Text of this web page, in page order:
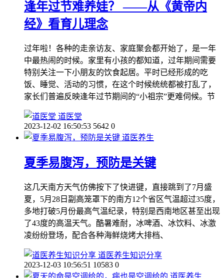
逢年过节难养娃？ ——从《黄帝内
经》看育儿理念
过年啦！各种的走亲访友、家庭聚会都开始了，是一年
中最热闹的时候。家里有小孩的都知道，过年期间需要
特别关注一下小朋友的饮食起居。平时已经形成的吃
饭、睡觉、活动的习惯，在这个时候统统都被打乱了，
家长们普遍反映逢年过节期间的“小祖宗”更难伺候。节
道医堂
2023-12-02 16:50:53 5642 0
道医养生
夏季易腹泻，预防是关键
这几天南方天气仿佛按下了快进键，直接跳到了7月盛
夏，5月28日副高笼罩下的南方12个省区气温超过35度，
多地打破5月份最高气温纪录，特别是西南地区甚至出现
了43度的高温天气。酷暑难耐，冰啤酒、冰饮料、冰激
凌纷纷登场，配合各种海鲜烧烤大排档、
道医养生知识分享
2023-12-03 10:56:51 10583 0
道医养生